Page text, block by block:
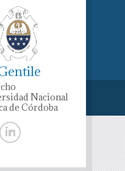
Nacional
de Córdoba